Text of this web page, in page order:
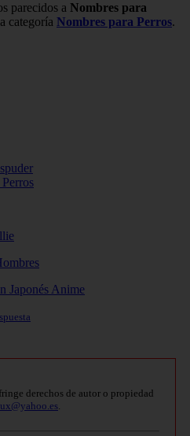
parecidos a Nombres para
categoría Nombres para Perros.
Japonés Anime
derechos de autor o propiedad
.